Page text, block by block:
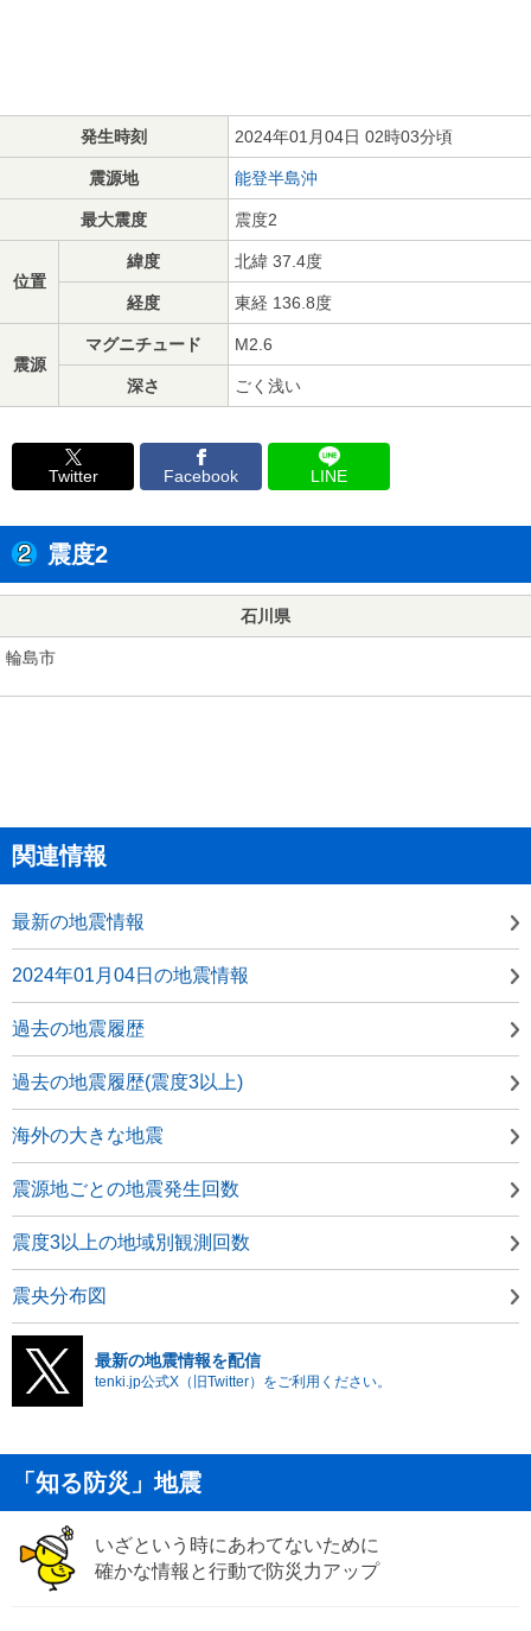
発生時刻 2024年01月04日 02時03分頃
震源地 能登半島沖
最大震度 震度2
位置
緯度 北緯 37.4度
経度 東経 136.8度
震源
マグニチュード M2.6
深さ ごく浅い
Twitter Facebook LINE
震度2
石川県
輪島市
関連情報
最新の地震情報
2024年01月04日の地震情報
過去の地震履歴
過去の地震履歴(震度3以上)
海外の大きな地震
震源地ごとの地震発生回数
震度3以上の地域別観測回数
震央分布図
最新の地震情報を配信
tenki.jp公式X（旧Twitter）をご利用ください。
「知る防災」地震
いざという時にあわてないために
確かな情報と行動で防災力アップ